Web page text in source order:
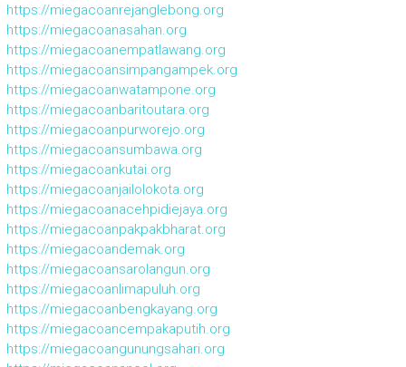
https://miegacoanrejanglebong.org
https://miegacoanasahan.org
https://miegacoanempatlawang.org
https://miegacoansimpangampek.org
https://miegacoanwatampone.org
https://miegacoanbaritoutara.org
https://miegacoanpurworejo.org
https://miegacoansumbawa.org
https://miegacoankutai.org
https://miegacoanjailolokota.org
https://miegacoanacehpidiejaya.org
https://miegacoanpakpakbharat.org
https://miegacoandemak.org
https://miegacoansarolangun.org
https://miegacoanlimapuluh.org
https://miegacoanbengkayang.org
https://miegacoancempakaputih.org
https://miegacoangunungsahari.org